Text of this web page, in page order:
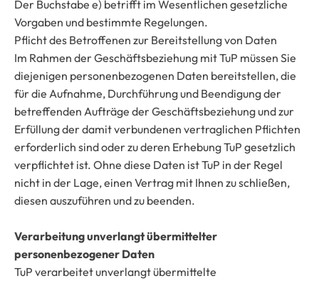
Der Buchstabe e) betrifft im Wesentlichen gesetzliche
Vorgaben und bestimmte Regelungen.
Pflicht des Betroffenen zur Bereitstellung von Daten
Im Rahmen der Geschäftsbeziehung mit TuP müssen Sie
diejenigen personenbezogenen Daten bereitstellen, die
für die Aufnahme, Durchführung und Beendigung der
betreffenden Aufträge der Geschäftsbeziehung und zur
Erfüllung der damit verbundenen vertraglichen Pflichten
erforderlich sind oder zu deren Erhebung TuP gesetzlich
verpflichtet ist. Ohne diese Daten ist TuP in der Regel
nicht in der Lage, einen Vertrag mit Ihnen zu schließen,
diesen auszuführen und zu beenden.
Verarbeitung unverlangt übermittelter
personenbezogener Daten
TuP verarbeitet unverlangt übermittelte